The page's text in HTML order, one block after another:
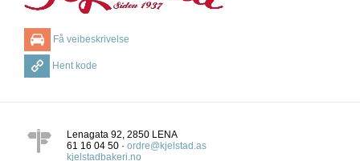
Få veibeskrivelse
Hent kode
Lenagata 92, 2850 LENA
61 16 04 50 · ordre@kjelstad.as
kjelstadbakeri.no